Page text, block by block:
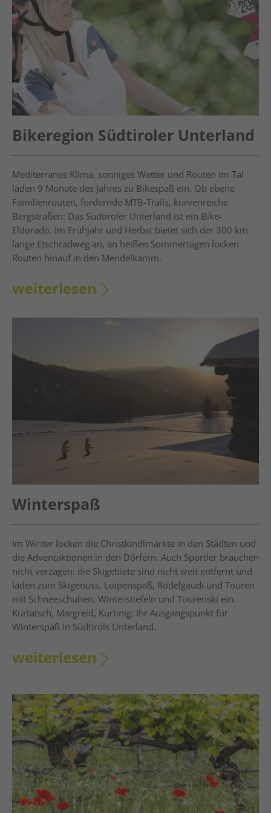
Bikeregion Südtiroler Unterland
Mediterranes Klima, sonniges Wetter und Routen im Tal
laden 9 Monate des Jahres zu Bikespaß ein. Ob ebene
Familienrouten, fordernde MTB-Trails, kurvenreiche
Bergstraßen: Das Südtiroler Unterland ist ein Bike-
Eldorado. Im Frühjahr und Herbst bietet sich der 300 km
lange Etschradweg an, an heißen Sommertagen locken
Routen hinauf in den Mendelkamm.
weiterlesen
Winterspaß
Im Winter locken die Christkindlmärkte in den Städten und
die Adventaktionen in den Dörfern. Auch Sportler brauchen
nicht verzagen: die Skigebiete sind nicht weit entfernt und
laden zum Skigenuss, Loipenspaß, Rodelgaudi und Touren
mit Schneeschuhen, Winterstiefeln und Tourenski ein.
Kurtatsch, Margreid, Kurtinig: Ihr Ausgangspunkt für
Winterspaß in Südtirols Unterland.
weiterlesen